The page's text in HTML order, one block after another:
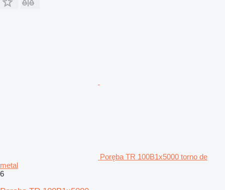
Poręba TR 100B1x5000 torno de
metal
6